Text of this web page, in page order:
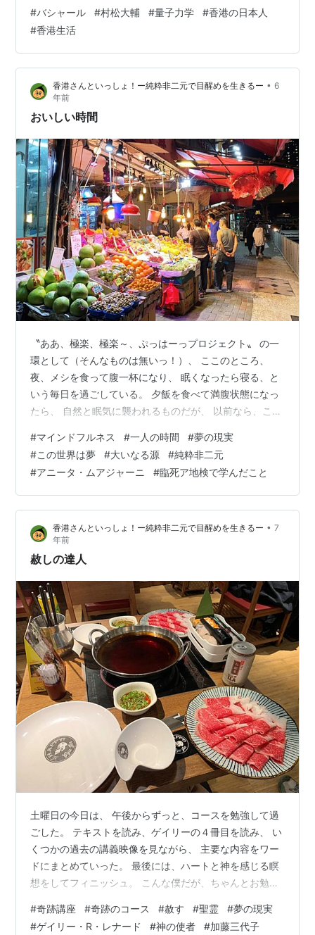
場（正確に言うと粒子）が、 充満している感じだ。 何度
も言うが、比喩でも、想像でもない。 本当にそうなって
いるのだ。（信じてくれーっ！） 会社で仕事をしていた
頃（一週間前まで）は、 なぜか勤務中だけ磁場が消えて
しまっていたが、 ２４時間、素の自分を生きるようにな
った途端、 待ってましたと…
#バシャール #村松大輔 #量子力学 #香港の日本人
#香港生活
香港さんといっしょ！ー純粋非二元で目醒めを生きるー • 6
年前
おいしい時間
〝ああ、極楽、極楽～、ぷっはーっプロジェクト〟 の一
環として（そんなものは無いっ！）、 ここのところ、
夜、メシを食って腹一杯になり、 眠くなったら寝る、と
いう毎日を過ごしている。 夕飯を食べて満腹状態になっ
たら、 自然と眠気に襲われるものだが、 以前なら、ここ
かった、 と、目が覚めた時に後悔したり、 早寝をし過ぎ
てヘンな時間に目覚めてしまうと、 それから朝まで眠れ
なくなったりするので、 夕食後は、無理にシャワーを浴
びたりして、 必死で眠気をやり過ごそうと頑張ってい
た。 しかし、 ほとんどを無限の全体側で過ごしている
今、 起きている時間があまり…
#マインドフルネス #一人の時間 #夢の現実
#この世界は夢 #大いなる源 #純粋非二元
#アニータ・ムアジャーニ #臨死ア地検で学んだこと
香港さんといっしょ！ー純粋非二元で目醒めを生きるー • 7
年前
赦しの達人
土曜日の今日は、 午後からずっと、コースを勉強して過
ごした。 テキストを読み、ゲイリーの４冊目を読み、 い
くつかの過去の講義映像を見ながら、 主要な内容をワー
ドにまとめていった。 最後には、ハートと神を感じる瞑
想をしてフィニッシュ。 こんな僕だが、ちゃんとお勉強
言うてんねん！） というわけで、 夜、演歌同盟の友達
#奇跡講座 #奇跡のコース #赦す #聖霊 #夢の現実
#ゲイリー・R・レナード #神の使者 #加藤三代子